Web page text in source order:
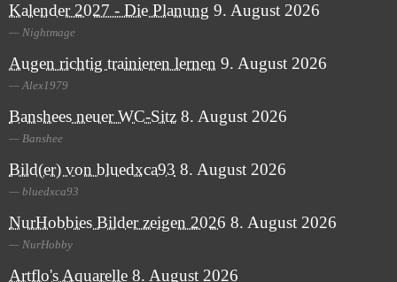
Kalender 2027 - Die Planung 9. August 2026
Nightmage
Augen richtig trainieren lernen 9. August 2026
Alex1979
Banshees neuer WC-Sitz 8. August 2026
Banshee
Bild(er) von bluedxca93 8. August 2026
bluedxca93
NurHobbies Bilder zeigen 2026 8. August 2026
NurHobby
Artflo's Aquarelle 8. August 2026